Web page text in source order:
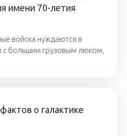
имени 70-летия
войска нуждаются в
с большим грузовым люком,
о галактике